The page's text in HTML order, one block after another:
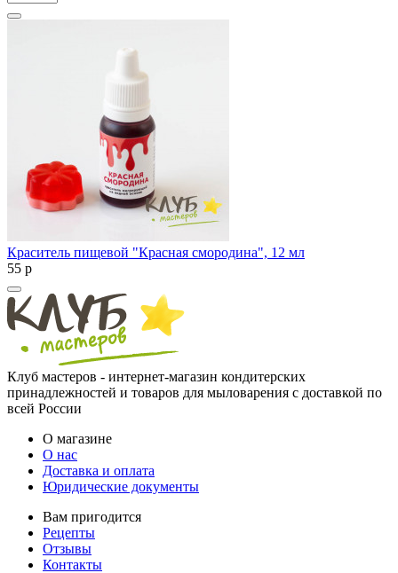
Краситель пищевой "Красная смородина", 12 мл
55 p
Клуб мастеров - интернет-магазин кондитерских
принадлежностей и товаров для мыловарения с доставкой по
всей России
О магазине
О нас
Доставка и оплата
Юридические документы
Вам пригодится
Рецепты
Отзывы
Контакты